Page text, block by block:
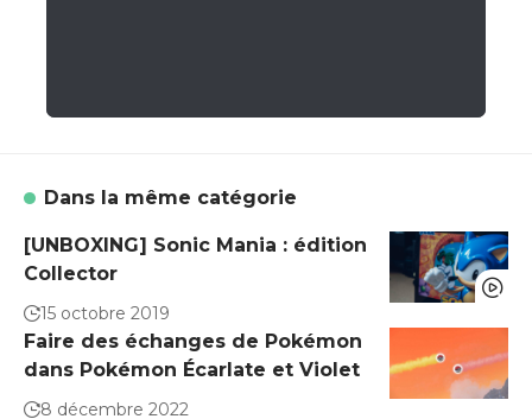
Dans la même catégorie
[UNBOXING] Sonic Mania : édition
Collector
15 octobre 2019
Faire des échanges de Pokémon
dans Pokémon Écarlate et Violet
8 décembre 2022